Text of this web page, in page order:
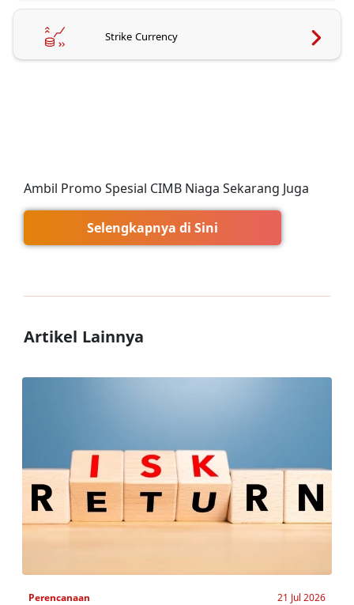
Strike Currency
Ambil Promo Spesial CIMB Niaga Sekarang Juga
Selengkapnya di Sini
Artikel Lainnya
Perencanaan 21 Jul 2026